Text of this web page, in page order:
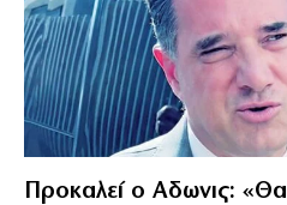
Προκαλεί ο Αδωνις: «Θα